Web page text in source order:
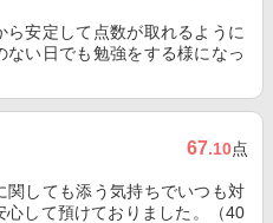
安定して点数が取れるように
い日でも勉強をする様になっ
67.10点
しても添う気持ちでいつも対
して預けておりました。（40